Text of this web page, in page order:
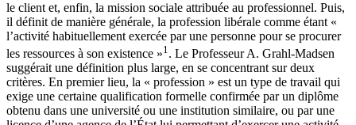
le client et, enfin, la mission sociale attribuée au professionnel. Puis,
il définit de manière générale, la profession libérale comme étant «
l’activité habituellement exercée par une personne pour se procurer
les ressources à son existence »1 . Le Professeur A. Grahl-Madsen
suggérait une définition plus large, en se concentrant sur deux
critères. En premier lieu, la « profession » est un type de travail qui
exige une certaine qualification formelle confirmée par un diplôme
obtenu dans une université ou une institution similaire, ou par une